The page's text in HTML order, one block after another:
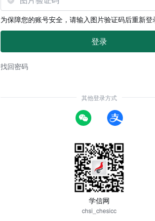
为保障您的账号安全，请输入图片验证码后重新登
找回密码
其他登录方式
学信网
chsi_chesicc